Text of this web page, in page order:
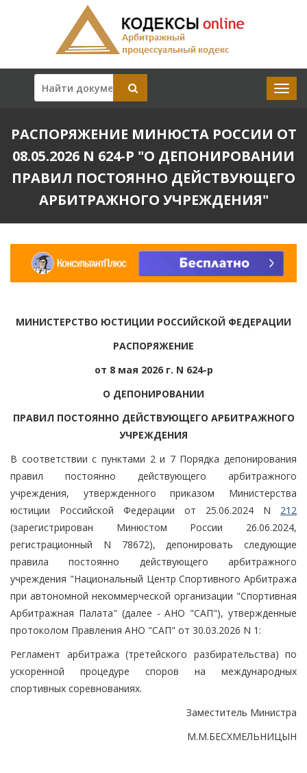
РАСПОРЯЖЕНИЕ МИНЮСТА РОССИИ ОТ
08.05.2026 N 624-Р "О ДЕПОНИРОВАНИИ
ПРАВИЛ ПОСТОЯННО ДЕЙСТВУЮЩЕГО
АРБИТРАЖНОГО УЧРЕЖДЕНИЯ"
МИНИСТЕРСТВО ЮСТИЦИИ РОССИЙСКОЙ ФЕДЕРАЦИИ
РАСПОРЯЖЕНИЕ
от 8 мая 2026 г. N 624-р
О ДЕПОНИРОВАНИИ
ПРАВИЛ ПОСТОЯННО ДЕЙСТВУЮЩЕГО АРБИТРАЖНОГО
УЧРЕЖДЕНИЯ
В соответствии с пунктами 2 и 7 Порядка депонирования
правил постоянно действующего арбитражного
учреждения, утвержденного приказом Министерства
юстиции Российской Федерации от 25.06.2024 N 212
(зарегистрирован Минюстом России 26.06.2024,
регистрационный N 78672), депонировать следующие
правила постоянно действующего арбитражного
учреждения "Национальный Центр Спортивного Арбитража
при автономной некоммерческой организации "Спортивная
Арбитражная Палата" (далее - АНО "САП"), утвержденные
протоколом Правления АНО "САП" от 30.03.2026 N 1:
Регламент арбитража (третейского разбирательства) по
ускоренной процедуре споров на международных
спортивных соревнованиях.
Заместитель Министра
М.М.БЕСХМЕЛЬНИЦЫН